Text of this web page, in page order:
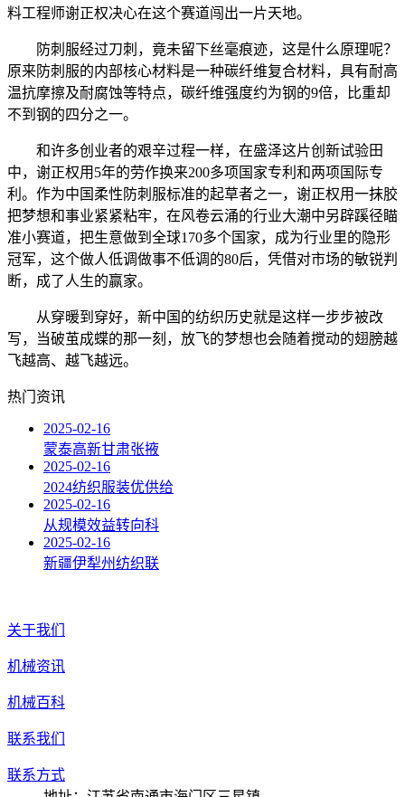
料工程师谢正权决心在这个赛道闯出一片天地。
防刺服经过刀刺，竟未留下丝毫痕迹，这是什么原理呢？
原来防刺服的内部核心材料是一种碳纤维复合材料，具有耐高
温抗摩擦及耐腐蚀等特点，碳纤维强度约为钢的9倍，比重却
不到钢的四分之一。
和许多创业者的艰辛过程一样，在盛泽这片创新试验田
中，谢正权用5年的劳作换来200多项国家专利和两项国际专
利。作为中国柔性防刺服标准的起草者之一，谢正权用一抹胶
把梦想和事业紧紧粘牢，在风卷云涌的行业大潮中另辟蹊径瞄
准小赛道，把生意做到全球170多个国家，成为行业里的隐形
冠军，这个做人低调做事不低调的80后，凭借对市场的敏锐判
断，成了人生的赢家。
从穿暖到穿好，新中国的纺织历史就是这样一步步被改
写，当破茧成蝶的那一刻，放飞的梦想也会随着搅动的翅膀越
飞越高、越飞越远。
热门资讯
2025-02-16
蒙泰高新甘肃张掖
2025-02-16
2024纺织服装优供给
2025-02-16
从规模效益转向科
2025-02-16
新疆伊犁州纺织联
关于我们
机械资讯
机械百科
联系我们
联系方式